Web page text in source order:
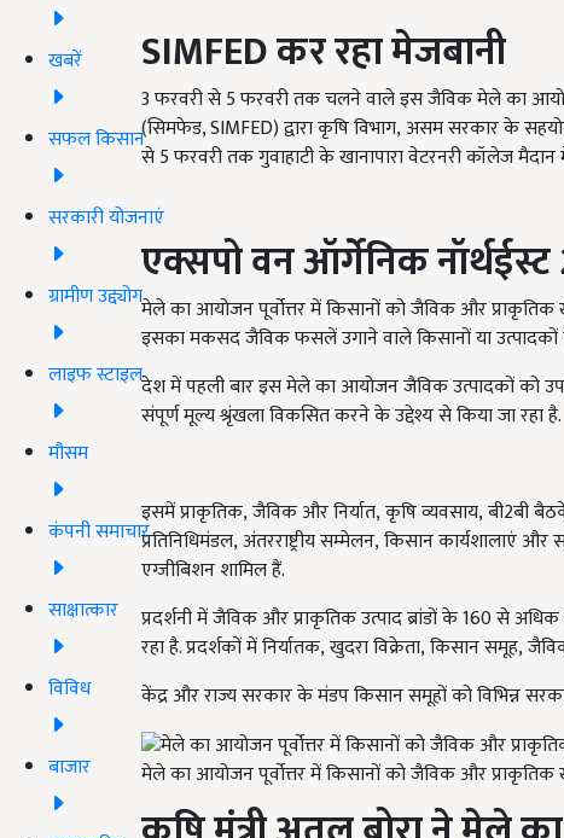
खबरें
सफल किसान
सरकारी योजनाएं
ग्रामीण उद्द्योग
लाइफ स्टाइल
मौसम
कंपनी समाचार
साक्षात्कार
विविध
बाजार
SIMFEDकर रहा मेजबानी
3 फरवरी से 5 फरवरी तक चलने वाले इस जैविक मेले का
(सिमफेड, SIMFED)द्वारा कृषि विभाग,असम सरकार के
से 5 फरवरी तक गुवाहाटी के खानापारा वेटरनरी कॉलेज मैदान
एक्सपो वन ऑर्गेनिक नॉर्थईस्ट
मेले का आयोजन पूर्वोत्तर में किसानों को जैविक और
इसका मकसद जैविक फसलें उगाने वाले किसानों या उत्पादकों
देश में पहली बार इस मेले का आयोजन जैविक उत्पादकों को
संपूर्ण मूल्य श्रृंखला विकसित करने के उद्देश्य से किया जा रहा है.
इसमें प्राकृतिक,जैविक और निर्यात,कृषि व्यवसाय,बी2बी
प्रतिनिधिमंडल,अंतरराष्ट्रीय सम्मेलन,किसान कार्यशालाएं और
एग्जीबिशन शामिल हैं.
प्रदर्शनी में जैविक और प्राकृतिक उत्पाद ब्रांडों के 160 से
रहा है. प्रदर्शकों में निर्यातक,खुदरा विक्रेता,किसान समूह,
केंद्र और राज्य सरकार के मंडप किसान समूहों को विभिन्न
मेले का आयोजन पूर्वोत्तर में किसानों को जैविक और